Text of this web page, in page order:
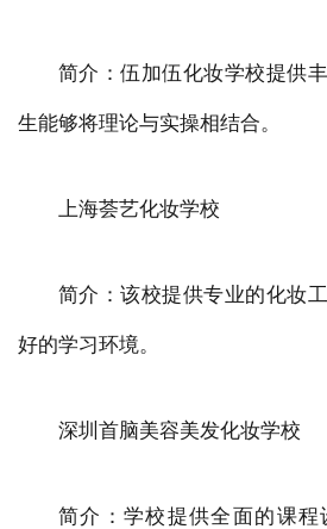
简介：伍加伍化妆学校提供
生能够将理论与实操相结合。
上海荟艺化妆学校
简介：该校提供专业的化妆
好的学习环境。
深圳首脑美容美发化妆学校
简介：学校提供全面的课